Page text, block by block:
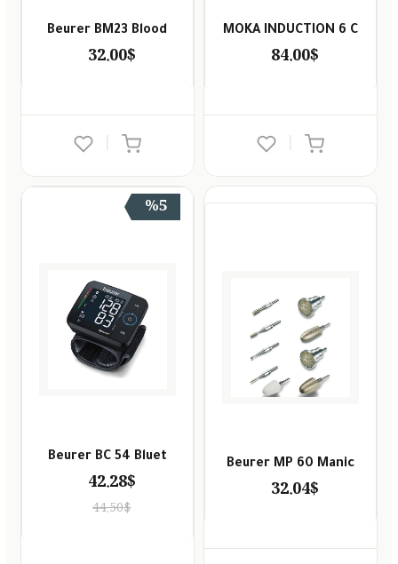
MOKA INDUCTION 6 C
84.00$
Beurer BM23 Blood
32.00$
Beurer MP 60 Manic
32.04$
%5
Beurer BC 54 Bluet
42.28$
44.50$